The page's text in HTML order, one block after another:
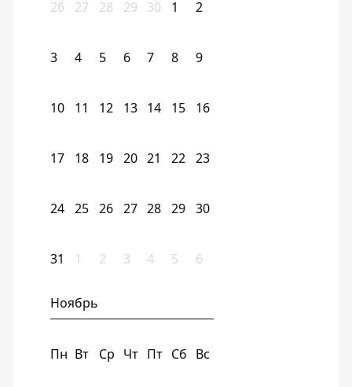
26 27 28 29 30 1 2
3 4 5 6 7 8 9
10 11 12 13 14 15 16
17 18 19 20 21 22 23
24 25 26 27 28 29 30
31 1 2 3 4 5 6
Ноябрь
Пн Вт Ср Чт Пт Сб Вс